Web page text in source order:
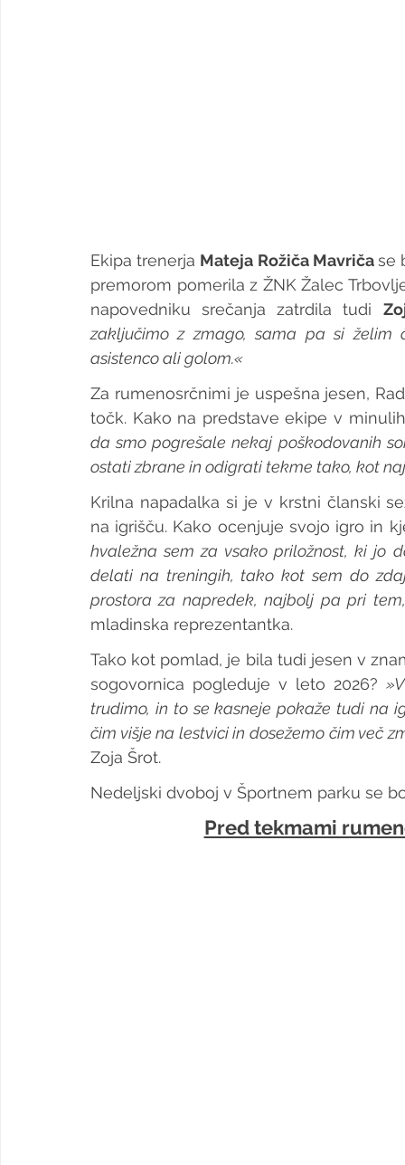
Ekipa trenerja Mateja Rožiča Mavriča se
premorom pomerila z ŽNK Žalec
napovedniku srečanja zatrdila tudi
zaključimo z zmago, sama pa si želim
asistenco ali golom.«
Za rumenosrčnimi je uspešna jesen,
točk. Kako na predstave ekipe v
da smo pogrešale nekaj poškodovanih
ostati zbrane in odigrati tekme tako, kot
Krilna napadalka si je v krstni članski
na igrišču. Kako ocenjuje svojo igro in
hvaležna sem za vsako priložnost, ki jo
delati na treningih, tako kot sem do
prostora za napredek, najbolj pa pri
mladinska reprezentantka.
Tako kot pomlad, je bila tudi jesen v
sogovornica pogleduje v leto 2026?
trudimo, in to se kasneje pokaže tudi na
čim višje na lestvici in dosežemo čim več
Zoja Šrot.
Nedeljski dvoboj v Športnem parku se
Pred tekmami